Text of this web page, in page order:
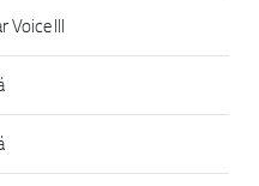
Voice III